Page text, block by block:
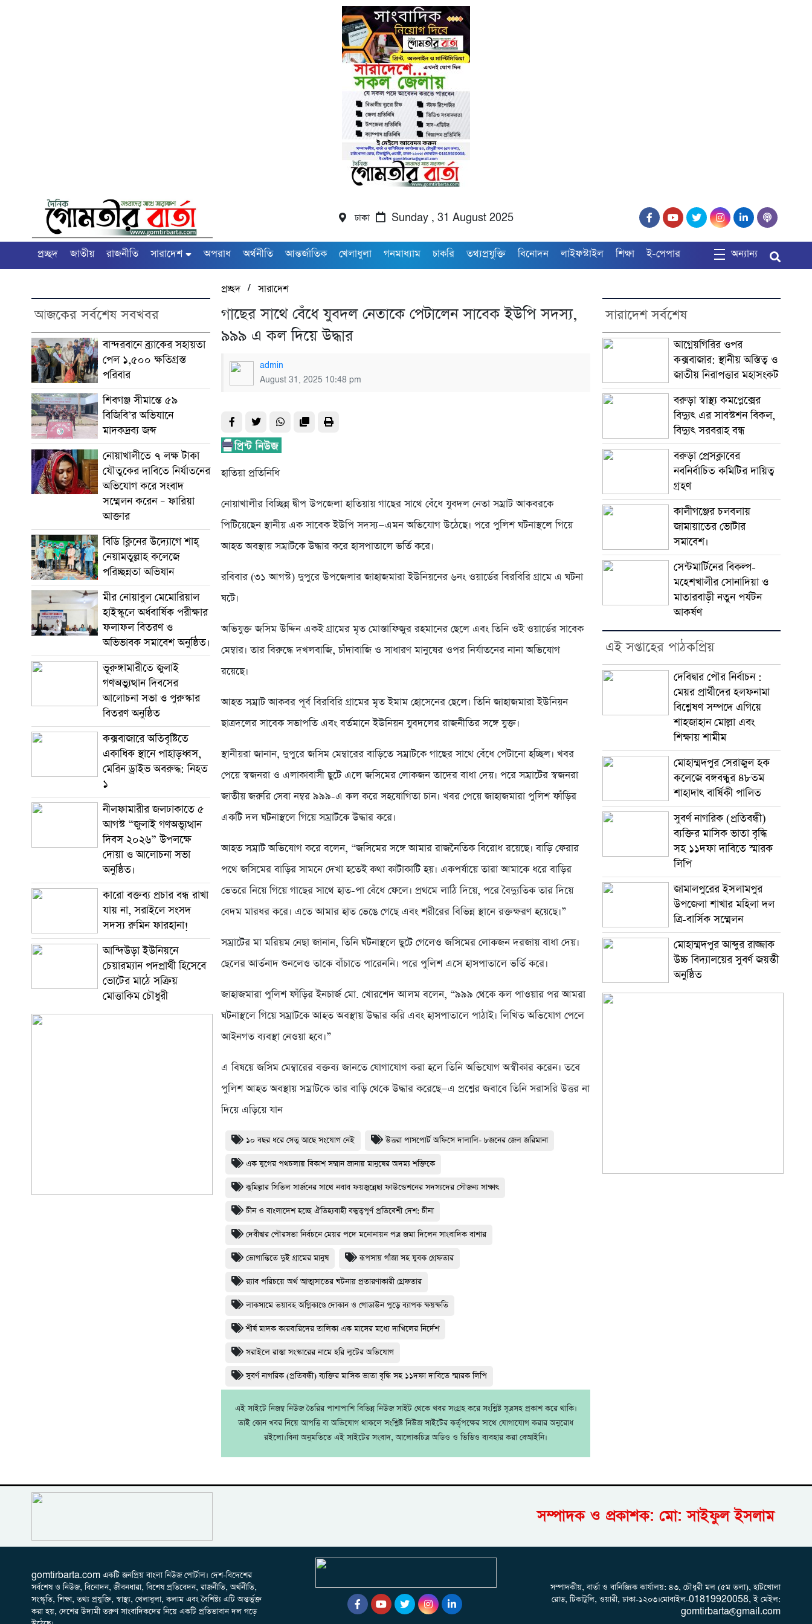
ঢাকা Sunday , 31 August 2025
প্রচ্ছদ জাতীয় রাজনীতি সারাদেশ অপরাধ অর্থনীতি আন্তর্জাতিক খেলাধুলা গনমাধ্যাম চাকরি তথ্যপ্রযুক্তি বিনোদন লাইফস্টাইল শিক্ষা ই-পেপার অন্যান্য
আজকের সর্বশেষ সবখবর
বান্দরবানে ব্র্যাকের সহায়তা
পেল ১,৫০০ ক্ষতিগ্রস্ত
পরিবার
শিবগঞ্জ সীমান্তে ৫৯
বিজিবি’র অভিযানে
মাদকদ্রব্য জব্দ ​
নোয়াখালীতে ৭ লক্ষ টাকা
যৌতুকের দাবিতে নির্যাতনের
অভিযোগ করে সংবাদ
সম্মেলন করেন – ফারিয়া
আক্তার
বিডি ক্লিনের উদ্যোগে শাহ্
নেয়ামতুল্লাহ কলেজে
পরিচ্ছন্নতা অভিযান
মীর নোয়াবুল মেমোরিয়াল
হাইস্কুলে অর্ধবার্ষিক পরীক্ষার
ফলাফল বিতরণ ও
অভিভাবক সমাবেশ অনুষ্ঠিত।
ভূরুঙ্গামারীতে জুলাই
গণঅভ্যুত্থান দিবসের
আলোচনা সভা ও পুরুস্কার
বিতরণ অনুষ্ঠিত
কক্সবাজারে অতিবৃষ্টিতে
একাধিক স্থানে পাহাড়ধ্বস,
মেরিন ড্রাইভ অবরুদ্ধ: নিহত
১
নীলফামারীর জলঢাকাতে ৫
আগস্ট “জুলাই গণঅভ্যুত্থান
দিবস ২০২৬” উপলক্ষে
দোয়া ও আলোচনা সভা
অনুষ্ঠিত।
‎কারো বক্তব্য প্রচার বন্ধ রাখা
যায় না, সরাইলে সংসদ
সদস্য রুমিন ফারহানা!
আন্দিউড়া ইউনিয়নে
চেয়ারম্যান পদপ্রার্থী হিসেবে
ভোটের মাঠে সক্রিয়
মোত্তাকিম চৌধুরী
প্রচ্ছদ/সারাদেশ
গাছের সাথে বেঁধে যুবদল নেতাকে পেটালেন সাবেক ইউপি সদস্য,
৯৯৯ এ কল দিয়ে উদ্ধার
admin
August 31, 2025 10:48 pm
হাতিয়া প্রতিনিধি
নোয়াখালীর বিচ্ছিন্ন দ্বীপ উপজেলা হাতিয়ায় গাছের সাথে বেঁধে যুবদল নেতা সম্রাট আকবরকে
পিটিয়েছেন স্থানীয় এক সাবেক ইউপি সদস্য—এমন অভিযোগ উঠেছে। পরে পুলিশ ঘটনাস্থলে গিয়ে
আহত অবস্থায় সম্রাটকে উদ্ধার করে হাসপাতালে ভর্তি করে।
রবিবার (৩১ আগস্ট) দুপুরে উপজেলার জাহাজমারা ইউনিয়নের ৬নং ওয়ার্ডের বিরবিরি গ্রামে এ ঘটনা
ঘটে।
অভিযুক্ত জসিম উদ্দিন একই গ্রামের মৃত মোস্তাফিজুর রহমানের ছেলে এবং তিনি ওই ওয়ার্ডের সাবেক
মেম্বার। তার বিরুদ্ধে দখলবাজি, চাঁদাবাজি ও সাধারণ মানুষের ওপর নির্যাতনের নানা অভিযোগ
রয়েছে।
আহত সম্রাট আকবর পূর্ব বিরবিরি গ্রামের মৃত ইমাম হোসেনের ছেলে। তিনি জাহাজমারা ইউনিয়ন
ছাত্রদলের সাবেক সভাপতি এবং বর্তমানে ইউনিয়ন যুবদলের রাজনীতির সঙ্গে যুক্ত।
স্থানীয়রা জানান, দুপুরে জসিম মেম্বারের বাড়িতে সম্রাটকে গাছের সাথে বেঁধে পেটানো হচ্ছিল। খবর
পেয়ে স্বজনরা ও এলাকাবাসী ছুটে এলে জসিমের লোকজন তাদের বাধা দেয়। পরে সম্রাটের স্বজনরা
জাতীয় জরুরি সেবা নম্বর ৯৯৯-এ কল করে সহযোগিতা চান। খবর পেয়ে জাহাজমারা পুলিশ ফাঁড়ির
একটি দল ঘটনাস্থলে গিয়ে সম্রাটকে উদ্ধার করে।
আহত সম্রাট অভিযোগ করে বলেন, “জসিমের সঙ্গে আমার রাজনৈতিক বিরোধ রয়েছে। বাড়ি ফেরার
পথে জসিমের বাড়ির সামনে দেখা হতেই কথা কাটাকাটি হয়। একপর্যায়ে তারা আমাকে ধরে বাড়ির
ভেতরে নিয়ে গিয়ে গাছের সাথে হাত-পা বেঁধে ফেলে। প্রথমে লাঠি দিয়ে, পরে বৈদ্যুতিক তার দিয়ে
বেদম মারধর করে। এতে আমার হাত ভেঙে গেছে এবং শরীরের বিভিন্ন স্থানে রক্তক্ষরণ হয়েছে।”
সম্রাটের মা মরিয়ম নেছা জানান, তিনি ঘটনাস্থলে ছুটে গেলেও জসিমের লোকজন দরজায় বাধা দেয়।
ছেলের আর্তনাদ শুনলেও তাকে বাঁচাতে পারেননি। পরে পুলিশ এসে হাসপাতালে ভর্তি করে।
জাহাজমারা পুলিশ ফাঁড়ির ইনচার্জ মো. খোরশেদ আলম বলেন, “৯৯৯ থেকে কল পাওয়ার পর আমরা
ঘটনাস্থলে গিয়ে সম্রাটকে আহত অবস্থায় উদ্ধার করি এবং হাসপাতালে পাঠাই। লিখিত অভিযোগ পেলে
আইনগত ব্যবস্থা নেওয়া হবে।”
এ বিষয়ে জসিম মেম্বারের বক্তব্য জানতে যোগাযোগ করা হলে তিনি অভিযোগ অস্বীকার করেন। তবে
পুলিশ আহত অবস্থায় সম্রাটকে তার বাড়ি থেকে উদ্ধার করেছে—এ প্রশ্নের জবাবে তিনি সরাসরি উত্তর না
দিয়ে এড়িয়ে যান
১০ বছর ধরে সেতু আছে সংযোগ নেই উত্তরা পাসপোর্ট অফিসে দালালি- ৮জনের জেল জরিমানা
এক যুগের পথচলায় বিকাশ সম্মান জানায় মানুষের অদম্য শক্তিকে
কুমিল্লার সিভিল সার্জনের সাথে নবাব ফয়জুন্নেছা ফাউন্ডেশনের সদস্যদের সৌজন্য সাক্ষাৎ
চীন ও বাংলাদেশ হচ্ছে ঐতিহ্যবাহী বন্ধুত্বপূর্ণ প্রতিবেশী দেশ: চীনা
দেবীদ্বার পৌরসভা নির্বচনে মেয়র পদে মনোনায়ন পত্র জমা দিলেন সাংবাদিক বাশার
ভোগান্তিতে দুই গ্রামের মানুষ রূপসায় গাঁজা সহ যুবক গ্রেফতার
র‌্যাব পরিচয়ে অর্থ আত্মসাতের ঘটনায় প্রতারণাকারী গ্রেফতার
লাকসামে ভয়াবহ অগ্নিকাণ্ডে দোকান ও গোডাউন পুড়ে ব‍্যাপক ক্ষয়ক্ষতি
শীর্ষ মাদক কারবারিদের তালিকা এক মাসের মধ্যে দাখিলের নির্দেশ
সরাইলে রাস্তা সংস্কারের নামে হরি লুটের অভিযোগ
সুবর্ণ নাগরিক (প্রতিবন্ধী) ব্যক্তির মাসিক ভাতা বৃদ্ধি সহ ১১দফা দাবিতে স্মারক লিপি
এই সাইটে নিজম্ব নিউজ তৈরির পাশাপাশি বিভিন্ন নিউজ সাইট থেকে খবর সংগ্রহ করে সংশ্লিষ্ট সূত্রসহ প্রকাশ করে থাকি।
তাই কোন খবর নিয়ে আপত্তি বা অভিযোগ থাকলে সংশ্লিষ্ট নিউজ সাইটের কর্তৃপক্ষের সাথে যোগাযোগ করার অনুরোধ
রইলো।বিনা অনুমতিতে এই সাইটের সংবাদ, আলোকচিত্র অডিও ও ভিডিও ব্যবহার করা বেআইনি।
সারাদেশ সর্বশেষ
আগ্নেয়গিরির ওপর
কক্সবাজার: স্থানীয় অস্তিত্ব ও
জাতীয় নিরাপত্তার মহাসংকট
বরুড়া স্বাস্থ্য কমপ্লেক্সের
বিদ্যুৎ এর সাবস্টশন বিকল,
বিদ্যুৎ সরবরাহ বন্ধ
বরুড়া প্রেসক্লাবের
নবনির্বাচিত কমিটির দায়িত্ব
গ্রহণ
কালীগঞ্জের চলবলায়
জামায়াতের ভোটার
সমাবেশ।
সেন্টমার্টিনের বিকল্প-
মহেশখালীর সোনাদিয়া ও
মাতারবাড়ী নতুন পর্যটন
আকর্ষণ
এই সপ্তাহের পাঠকপ্রিয়
দেবিদ্বার পৌর নির্বাচন :
মেয়র প্রার্থীদের হলফনামা
বিশ্লেষণ সম্পদে এগিয়ে
শাহজাহান মোল্লা এবং
শিক্ষায় শামীম
মোহাম্মদপুর সেরাজুল হক
ক‌লে‌জে বঙ্গবন্ধুর ৪৮তম
শাহাদাৎ বা‌র্ষিকী পা‌লিত
সুবর্ণ নাগরিক (প্রতিবন্ধী)
ব্যক্তির মাসিক ভাতা বৃদ্ধি
সহ ১১দফা দাবিতে স্মারক
লিপি
জামালপুরের ইসলামপুর
উপজেলা শাখার মহিলা দল
ত্রি-বার্সিক সম্মেলন
মোহাম্মদপুর আব্দুর রাজ্জাক
উচ্চ বিদ্যালয়ের সুবর্ণ জয়ন্তী
অনুষ্ঠিত
সম্পাদক ও প্রকাশক: মো: সাইফুল ইসলাম
gomtirbarta.com একটি জনপ্রিয় বাংলা নিউজ পোর্টাল। দেশ-বিদেশের
সর্বশেষ ও নিউজ, বিনোদন, জীবনধারা, বিশেষ প্রতিবেদন, রাজনীতি, অর্থনীতি,
সংস্কৃতি, শিক্ষা, তথ্য প্রযুক্তি, স্বাস্থ্য, খেলাধুলা, কলাম এবং বৈশিষ্ট্য এটি অন্তর্ভুক্ত
করা হয়, দেশের উদ্যমী তরুণ সাংবাদিকদের নিয়ে একটি প্রতিভাবান দল গড়ে
সম্পাদকীয়, বার্তা ও বানিজ্যিক কার্যালয়: ৪৩, চৌধুরী মল (৫ম তলা), হাটখোলা
রোড, টিকাটুলি, ওয়ারী, ঢাকা-১২০৩।মোবাইল-01819920058, ই মেইল:
gomtirbarta@gmail.com